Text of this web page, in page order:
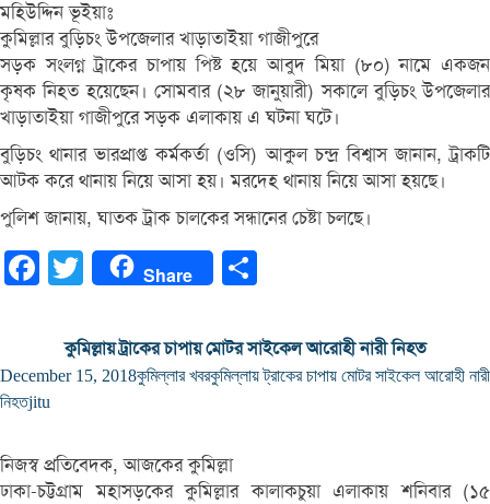
মহিউদ্দিন ভূইয়াঃ
কুমিল্লার বুড়িচং উপজেলার খাড়াতাইয়া গাজীপুরে
সড়ক সংলগ্ন ট্রাকের চাপায় পিষ্ট হয়ে আবুদ মিয়া (৮০) নামে একজন
কৃষক নিহত হয়েছেন। সোমবার (২৮ জানুয়ারী) সকালে বুড়িচং উপজেলার
খাড়াতাইয়া গাজীপুরে সড়ক এলাকায় এ ঘটনা ঘটে।
বুড়িচং থানার ভারপ্রাপ্ত কর্মকর্তা (ওসি) আকুল চন্দ্র বিশ্বাস জানান, ট্রাকটি
আটক করে থানায় নিয়ে আসা হয়। মরদেহ থানায় নিয়ে আসা হয়ছে।
পুলিশ জানায়, ঘাতক ট্রাক চালকের সন্ধানের চেষ্টা চলছে।
FacebookTwitter Share
কুমিল্লায় ট্রাকের চাপায় মোটর সাইকেল আরোহী নারী নিহত
December 15, 2018কুমিল্লার খবরকুমিল্লায় ট্রাকের চাপায় মোটর সাইকেল আরোহী নারী
নিহতjitu
নিজস্ব প্রতিবেদক, আজকের কুমিল্লা
ঢাকা-চট্টগ্রাম মহাসড়কের কুমিল্লার কালাকচুয়া এলাকায় শনিবার (১৫